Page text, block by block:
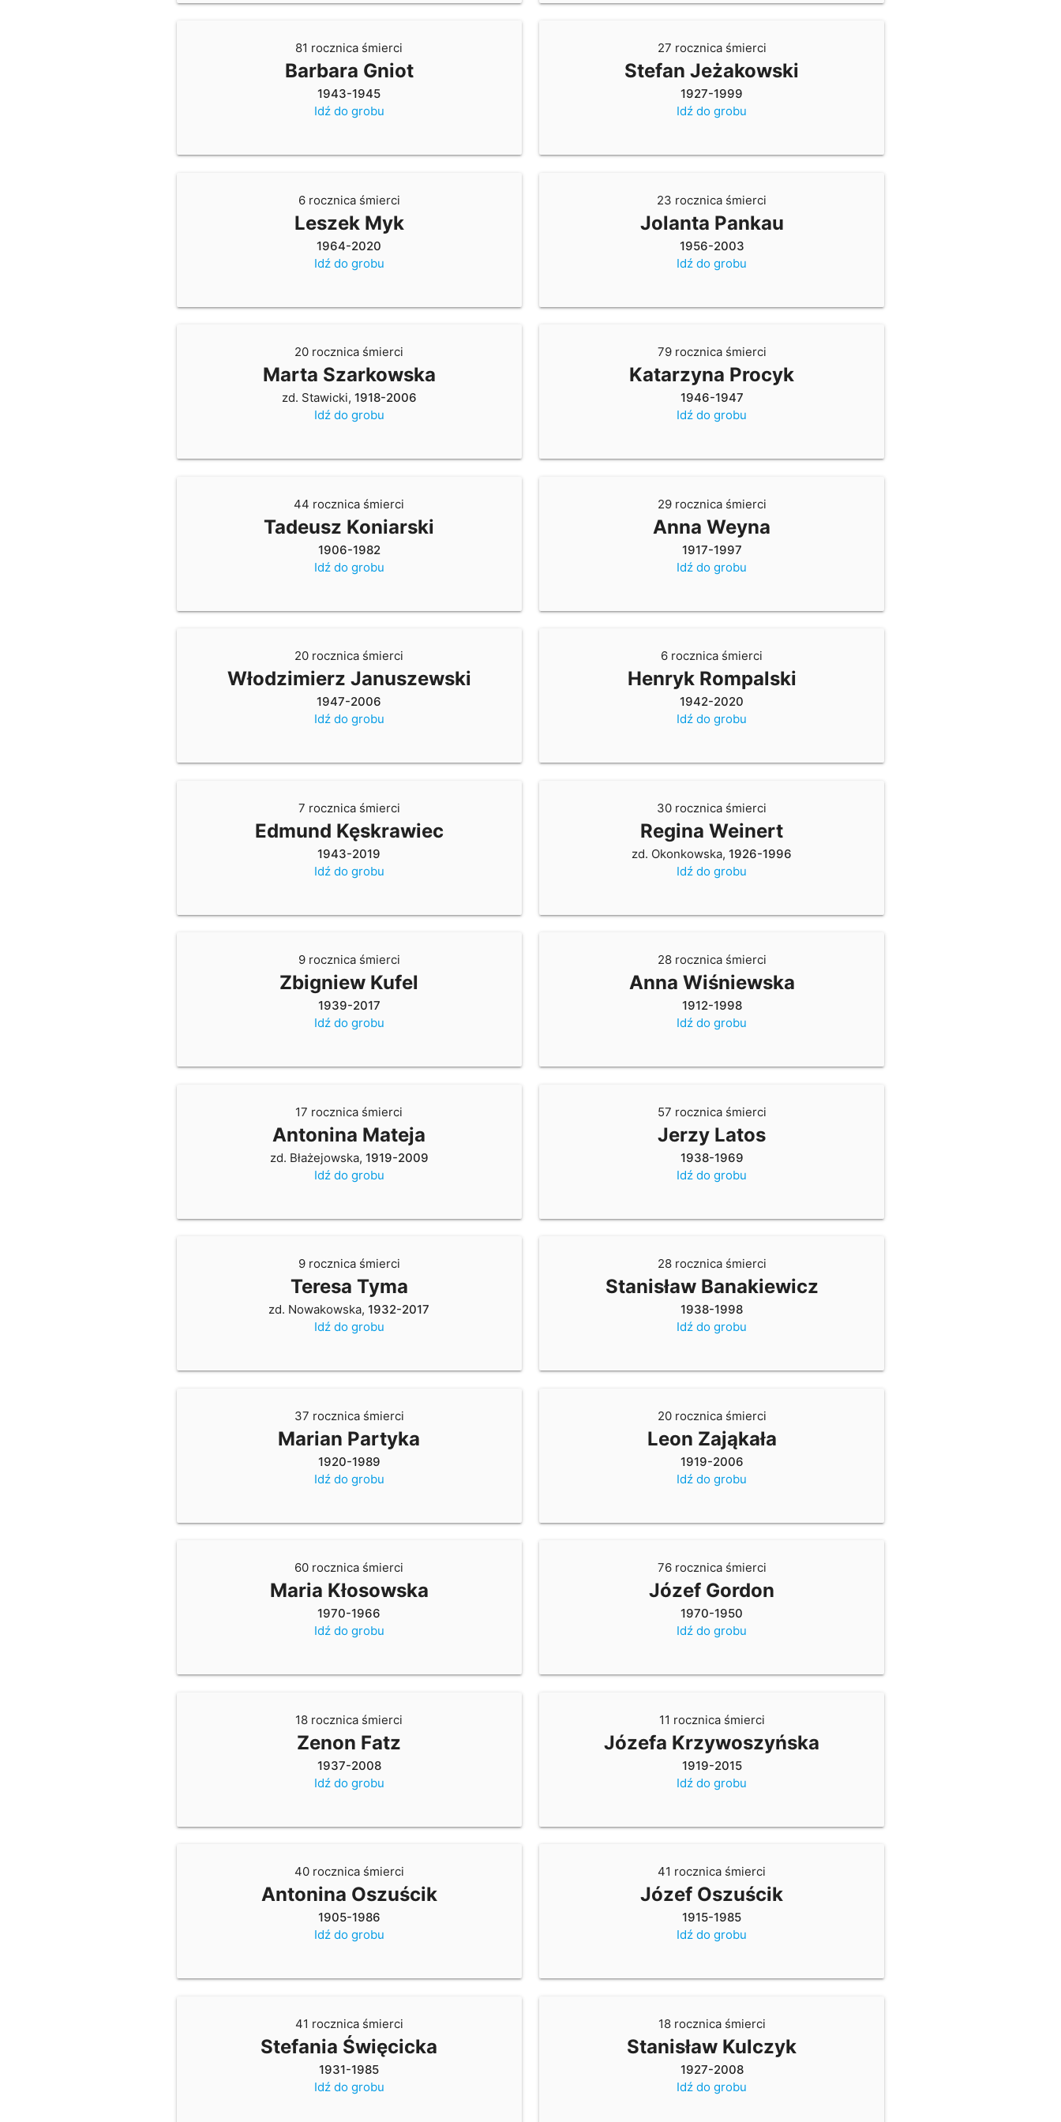
81 rocznica śmierci
Barbara Gniot
1943-1945
Idź do grobu
27 rocznica śmierci
Stefan Jeżakowski
1927-1999
Idź do grobu
6 rocznica śmierci
Leszek Myk
1964-2020
Idź do grobu
23 rocznica śmierci
Jolanta Pankau
1956-2003
Idź do grobu
20 rocznica śmierci
Marta Szarkowska
zd. Stawicki, 1918-2006
Idź do grobu
79 rocznica śmierci
Katarzyna Procyk
1946-1947
Idź do grobu
44 rocznica śmierci
Tadeusz Koniarski
1906-1982
Idź do grobu
29 rocznica śmierci
Anna Weyna
1917-1997
Idź do grobu
20 rocznica śmierci
Włodzimierz Januszewski
1947-2006
Idź do grobu
6 rocznica śmierci
Henryk Rompalski
1942-2020
Idź do grobu
7 rocznica śmierci
Edmund Kęskrawiec
1943-2019
Idź do grobu
30 rocznica śmierci
Regina Weinert
zd. Okonkowska,1926-1996
Idź do grobu
9 rocznica śmierci
Zbigniew Kufel
1939-2017
Idź do grobu
28 rocznica śmierci
Anna Wiśniewska
1912-1998
Idź do grobu
17 rocznica śmierci
Antonina Mateja
zd. Błażejowska, 1919-2009
Idź do grobu
57 rocznica śmierci
Jerzy Latos
1938-1969
Idź do grobu
9 rocznica śmierci
Teresa Tyma
zd. Nowakowska,1932-2017
Idź do grobu
28 rocznica śmierci
Stanisław Banakiewicz
1938-1998
Idź do grobu
37 rocznica śmierci
Marian Partyka
1920-1989
Idź do grobu
20 rocznica śmierci
Leon Zająkała
1919-2006
Idź do grobu
60 rocznica śmierci
Maria Kłosowska
1970-1966
Idź do grobu
76 rocznica śmierci
Józef Gordon
1970-1950
Idź do grobu
18 rocznica śmierci
Zenon Fatz
1937-2008
Idź do grobu
11 rocznica śmierci
Józefa Krzywoszyńska
1919-2015
Idź do grobu
40 rocznica śmierci
Antonina Oszuścik
1905-1986
Idź do grobu
41 rocznica śmierci
Józef Oszuścik
1915-1985
Idź do grobu
41 rocznica śmierci
Stefania Święcicka
1931-1985
Idź do grobu
18 rocznica śmierci
Stanisław Kulczyk
1927-2008
Idź do grobu